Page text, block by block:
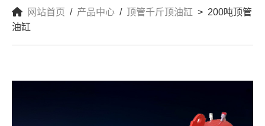
网站首页 / 产品中心 / 顶管千斤顶油缸 > 200吨顶管
油缸